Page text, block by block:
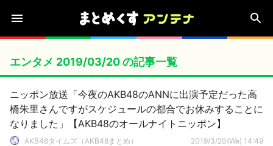
エンタメ 2019/03/20 の記事一覧
ニッポン放送「今夜のAKB48のANNに出演予定だった高
橋朱里さんですがスケジュールの都合でお休みすることに
なりました」【AKB48のオールナイトニッポン】
AKB48タイムズ（AKB48まとめ） 2019/3/20(We) 14:49